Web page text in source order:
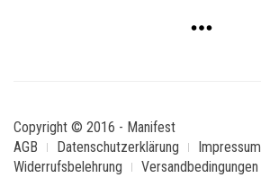
Copyright © 2016 - Manifest
AGB
Datenschutzerklärung Impressum
Widerrufsbelehrung
Versandbedingungen